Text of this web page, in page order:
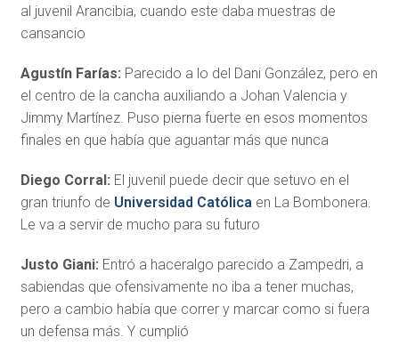
al juvenil Arancibia, cuando este daba muestras de
cansancio
Agustín Farías: Parecido a lo del Dani González, pero en
el centro de la cancha auxiliando a Johan Valencia y
Jimmy Martínez. Puso pierna fuerte en esos momentos
finales en que había que aguantar más que nunca
Diego Corral: El juvenil puede decir que setuvo en el
gran triunfo de Universidad Católicaen La Bombonera.
Le va a servir de mucho para su futuro
Justo Giani: Entró a haceralgo parecido a Zampedri, a
sabiendas que ofensivamente no iba a tener muchas,
pero a cambio había que correr y marcar como si fuera
un defensa más. Y cumplió